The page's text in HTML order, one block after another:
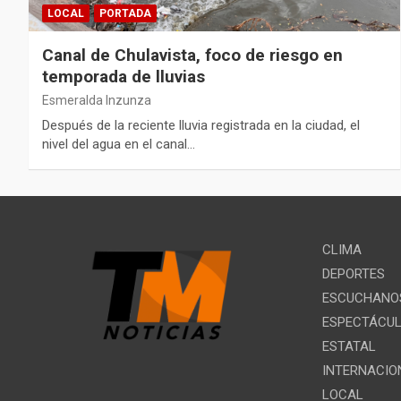
LOCAL PORTADA
Canal de Chulavista, foco de riesgo en
temporada de lluvias
Esmeralda Inzunza
Después de la reciente lluvia registrada en la ciudad, el
nivel del agua en el canal…
CLIMA
DEPORTES
ESTATAL
LOCAL